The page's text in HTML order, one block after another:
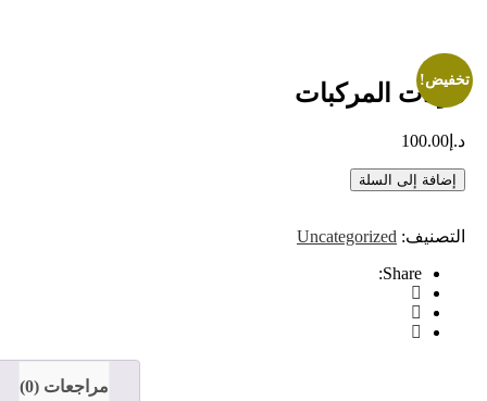
مولات المركبات
100.00
إضافة إلى السلة
التصنيف: Uncategorized
Share:
مراجعات (0)
تخفيض!